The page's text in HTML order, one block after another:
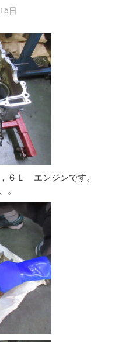
日
６Ｌ エンジンです。
。